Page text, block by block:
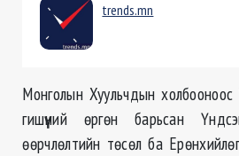
trends.mn
Монголын Хуульчдын
гишүүний өргөн барьсан
өөрчлөлтийн төсөл ба